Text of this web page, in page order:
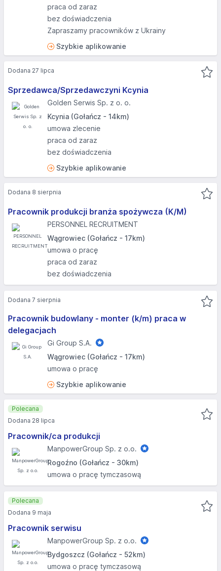
praca od zaraz
bez doświadczenia
Zapraszamy pracowników z Ukrainy
Szybkie aplikowanie
Sprzedawca/Sprzedawczyni Kcynia
Golden Serwis Sp. z o. o.
Kcynia (Gołańcz - 14km)
umowa zlecenie
praca od zaraz
bez doświadczenia
Szybkie aplikowanie
Dodana 27 lipca
Pracownik produkcji branża spożywcza (K/M)
PERSONNEL RECRUITMENT
Wągrowiec (Gołańcz - 17km)
umowa o pracę
praca od zaraz
bez doświadczenia
Dodana 8 sierpnia
Pracownik budowlany - monter (k/m) praca w
delegacjach
Gi Group S.A.
Wągrowiec (Gołańcz - 17km)
umowa o pracę
Szybkie aplikowanie
Dodana 7 sierpnia
Pracownik/ca produkcji
ManpowerGroup Sp. z o.o.
Rogoźno (Gołańcz - 30km)
umowa o pracę tymczasową
Polecana
Dodana 28 lipca
Pracownik serwisu
ManpowerGroup Sp. z o.o.
Bydgoszcz (Gołańcz - 52km)
umowa o pracę tymczasową
Polecana
Dodana 9 maja